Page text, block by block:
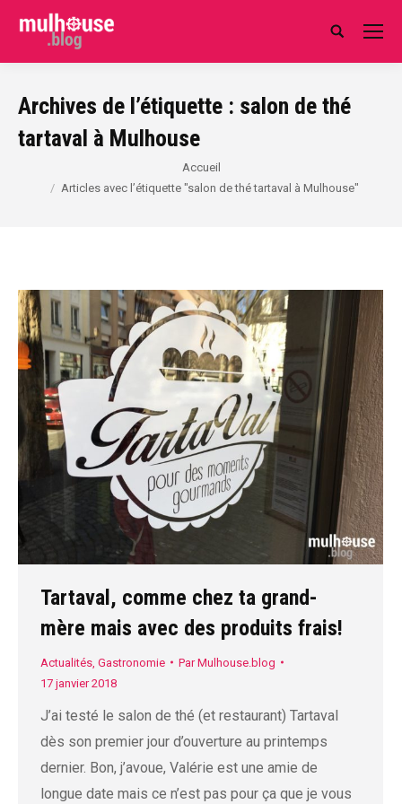
Search:
Archives de l’étiquette : salon de thé
tartaval à Mulhouse
Accueil
Articles avec l’étiquette "salon de thé tartaval à Mulhouse"
Tartaval, comme chez ta grand-
mère mais avec des produits frais!
Actualités Gastronomie ParMulhouse.blog
17 janvier 2018
J’ai testé le salon de thé (et restaurant) Tartaval
dès son premier jour d’ouverture au printemps
dernier. Bon, j’avoue, Valérie est une amie de
longue date mais ce n’est pas pour ça que je vous